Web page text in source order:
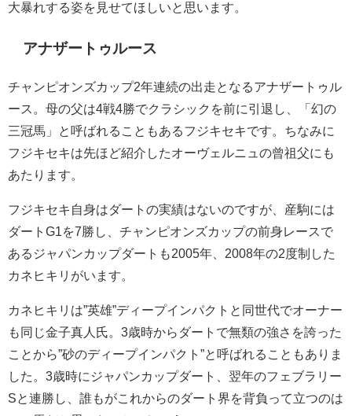
大暴れする姿を見せてほしいと思います。
アナザートゥルース
チャンピオンズカップ2年連続の出走となるアナザートゥル
ース。母の父は4戦4勝でクラシックを前に引退し、「幻の
三冠馬」と呼ばれることもあるフジキセキです。ちなみに
フジキセキは先ほど紹介したオーヴェルニュの曾祖父にも
あたります。
フジキセキ自身はダートの実績はないのですが、産駒には
ダートG1を7勝し、チャンピオンズカップの前身レースで
あるジャパンカップダートも2005年、2008年の2度制した
カネヒキリがいます。
カネヒキリは”英雄”ディープインパクトと同世代でオーナー
も同じ金子真人氏。3歳時からダートで無類の強さを誇った
ことから”砂のディープインパクト”と呼ばれることもありま
した。3歳時にジャパンカップダート、翌年のフェブラリー
Sと連勝し、誰もがこれからのダート界を背負って立つのは